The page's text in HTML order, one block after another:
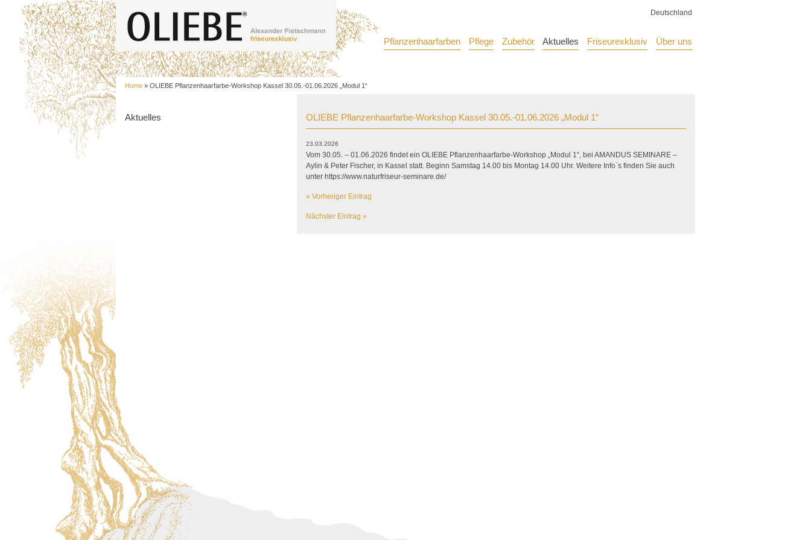
Deutschland
Pflanzenhaarfarben Pflege Zubehör Aktuelles Friseurexklusiv Über uns
Home » OLIEBE Pflanzenhaarfarbe-Workshop Kassel 30.05.-01.06.2026 „Modul 1“
Aktuelles OLIEBE Pflanzenhaarfarbe-Workshop Kassel 30.05.-01.06.2026 „Modul 1“
23.03.2026
Vom 30.05. – 01.06.2026 findet ein OLIEBE Pflanzenhaarfarbe-Workshop „Modul 1“, bei AMANDUS SEMINARE –
Aylin & Peter Fischer, in Kassel statt. Beginn Samstag 14.00 bis Montag 14.00 Uhr. Weitere Info`s finden Sie auch
unter https://www.naturfriseur-seminare.de/
« Vorheriger Eintrag
Nächster Eintrag »